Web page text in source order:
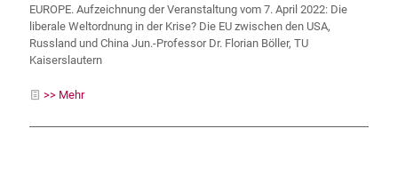
EUROPE. Aufzeichnung der Veranstaltung vom 7. April 2022: Die
liberale Weltordnung in der Krise? Die EU zwischen den USA,
Russland und China Jun.-Professor Dr. Florian Böller, TU
Kaiserslautern
>> Mehr